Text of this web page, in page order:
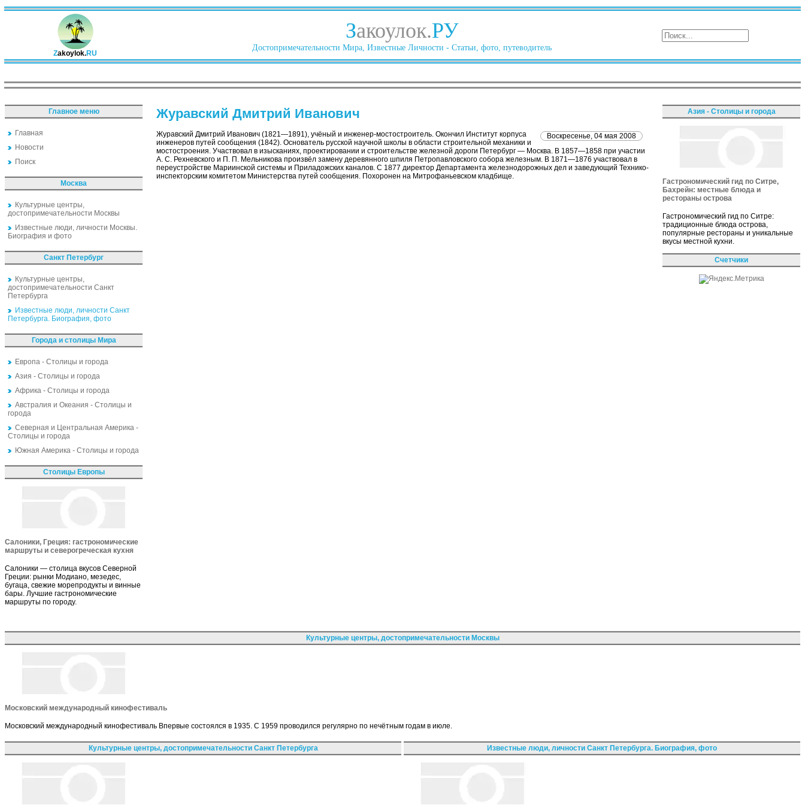
Zakoylok.RU
Закоулок.РУ
Достопримечательности Мира, Известные Личности - Статьи, фото, путеводитель
Главное меню
Главная
Новости
Поиск
Москва
Культурные центры,
достопримечательности Москвы
Известные люди, личности Москвы.
Биография и фото
Санкт Петербург
Культурные центры,
достопримечательности Санкт
Петербурга
Известные люди, личности Санкт
Петербурга. Биография, фото
Города и столицы Мира
Европа - Столицы и города
Азия - Столицы и города
Африка - Столицы и города
Австралия и Океания - Столицы и
города
Северная и Центральная Америка -
Столицы и города
Южная Америка - Столицы и города
Столицы Европы
Салоники, Греция: гастрономические
маршруты и северогреческая кухня
Салоники — столица вкусов Северной
Греции: рынки Модиано, мезедес,
бугаца, свежие морепродукты и винные
бары. Лучшие гастрономические
маршруты по городу.
Журавский Дмитрий Иванович
Воскресенье, 04 мая 2008
Журавский Дмитрий Иванович (1821—1891), учёный и инженер-мостостроитель. Окончил Институт корпуса
инженеров путей сообщения (1842). Основатель русской научной школы в области строительной механики и
мостостроения. Участвовал в изысканиях, проектировании и строительстве железной дороги Петербург — Москва. В 1857—1858 при участии
А. С. Рехневского и П. П. Мельникова произвёл замену деревянного шпиля Петропавловского собора железным. В 1871—1876 участвовал в
переустройстве Мариинской системы и Приладожских каналов. С 1877 директор Департамента железнодорожных дел и заведующий Технико-
инспекторским комитетом Министерства путей сообщения. Похоронен на Митрофаньевском кладбище.
Азия - Столицы и города
Гастрономический гид по Ситре,
Бахрейн: местные блюда и
рестораны острова
Гастрономический гид по Ситре:
традиционные блюда острова,
популярные рестораны и уникальные
вкусы местной кухни.
Счетчики
Культурные центры, достопримечательности Москвы
Московский международный кинофестиваль
Московский международный кинофестиваль Впервые состоялся в 1935. С 1959 проводился регулярно по нечётным годам в июле.
Культурные центры, достопримечательности Санкт Петербурга Известные люди, личности Санкт Петербурга. Биография, фото